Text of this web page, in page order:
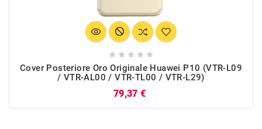
    
Cover Posteriore Oro Originale Huawei P10 (VTR-L09
/ VTR-AL00 / VTR-TL00 / VTR-L29)
79,37 €